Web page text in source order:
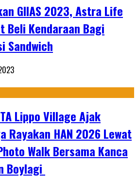
GIIAS 2023, Astra Life
Beli Kendaraan Bagi
Sandwich
Lippo Village Ajak
Rayakan HAN 2026 Lewat
Walk Bersama Kanca
Boylagi